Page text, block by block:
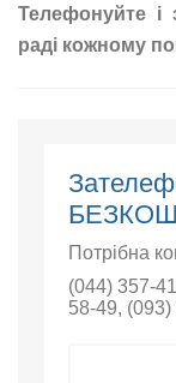
Телефонуйте
раді кожному
Потрібна
(044) 357-
58-49, (093)